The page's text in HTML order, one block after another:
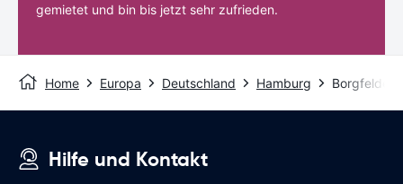
gemietet und bin bis jetzt sehr zufrieden.
Home Europa Deutschland Hamburg Borgfelde
Hilfe und Kontakt